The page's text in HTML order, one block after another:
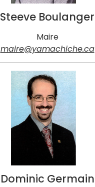
Steeve Boulanger
Maire
maire@yamachiche.ca
Dominic Germain